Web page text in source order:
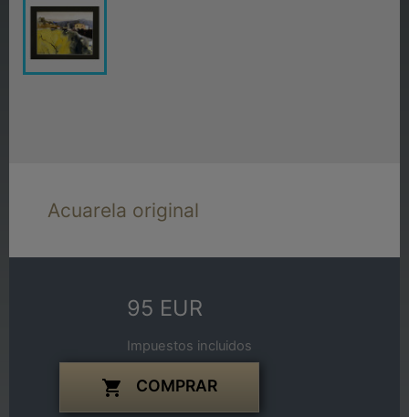
Acuarela original
95 EUR
Impuestos incluidos
 COMPRAR